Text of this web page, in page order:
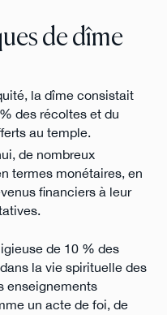
de dîme
la dîme consistait
des récoltes et du
au temple.
de nombreux
termes monétaires, en
financiers à leur
de 10 % des
la vie spirituelle des
enseignements
un acte de foi, de